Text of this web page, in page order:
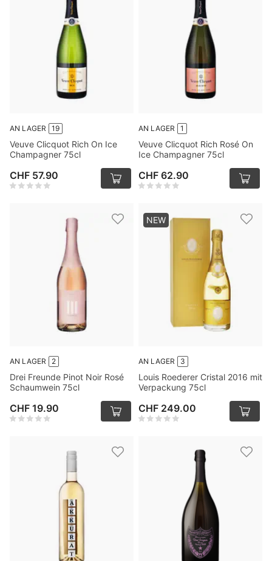
AN LAGER 19
Veuve Clicquot Rich On Ice
Champagner 75cl
CHF 57.90
AN LAGER 1
Veuve Clicquot Rich Rosé On
Ice Champagner 75cl
CHF 62.90
AN LAGER 2
Drei Freunde Pinot Noir Rosé
Schaumwein 75cl
CHF 19.90
AN LAGER 3
Louis Roederer Cristal 2016 mit
Verpackung 75cl
NEW
CHF 249.00